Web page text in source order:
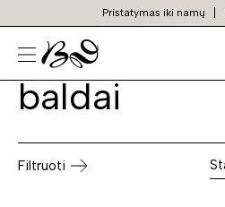
Pristatymas iki namų
Prekių
paieška
Kokybiški
baldai
Filtruoti